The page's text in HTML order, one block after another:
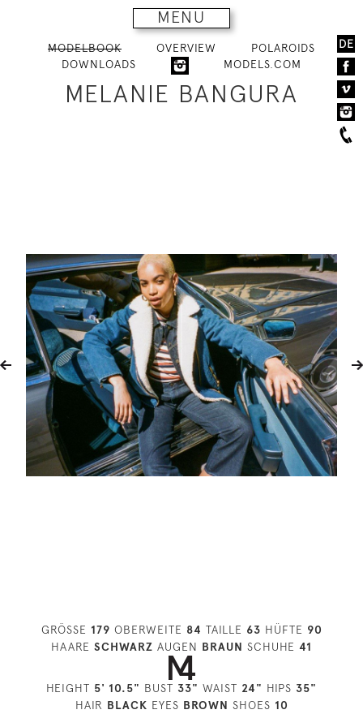
MENU
DE
MODELBOOK OVERVIEW
POLAROIDS
DOWNLOADS
MODELS.COM
MELANIE BANGURA
GRÖSSE 179 OBERWEITE 84 TAILLE 63 HÜFTE 90
HAARE SCHWARZ AUGEN BRAUN SCHUHE 41
HEIGHT 5' 10.5" BUST 33" WAIST 24" HIPS 35"
HAIR BLACK EYES BROWN SHOES 10